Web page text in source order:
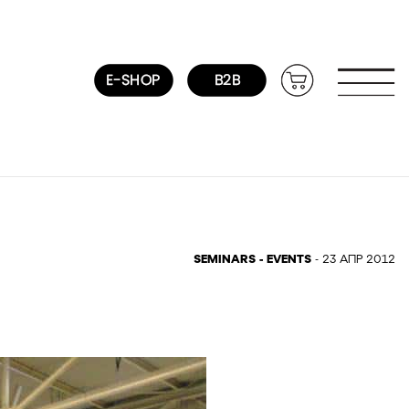
SEMINARS - EVENTS - 23 ΑΠΡ 2012